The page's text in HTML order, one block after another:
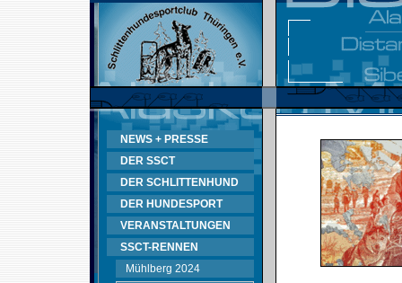
NEWS + PRESSE
DER SSCT
DER SCHLITTENHUND
DER HUNDESPORT
VERANSTALTUNGEN
SSCT-RENNEN
Mühlberg 2024